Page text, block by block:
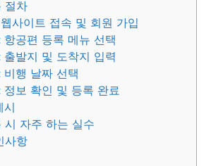
절차
사이트 접속 및 회원 가입
항공편 등록 메뉴 선택
출발지 및 도착지 입력
비행 날짜 선택
정보 확인 및 등록 완료
시
시 자주 하는 실수
사항